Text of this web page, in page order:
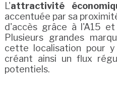
L'attractivité
accentuée par sa
d'accès grâce à l'A15
Plusieurs grandes
cette localisation pour
créant ainsi un flux
potentiels.